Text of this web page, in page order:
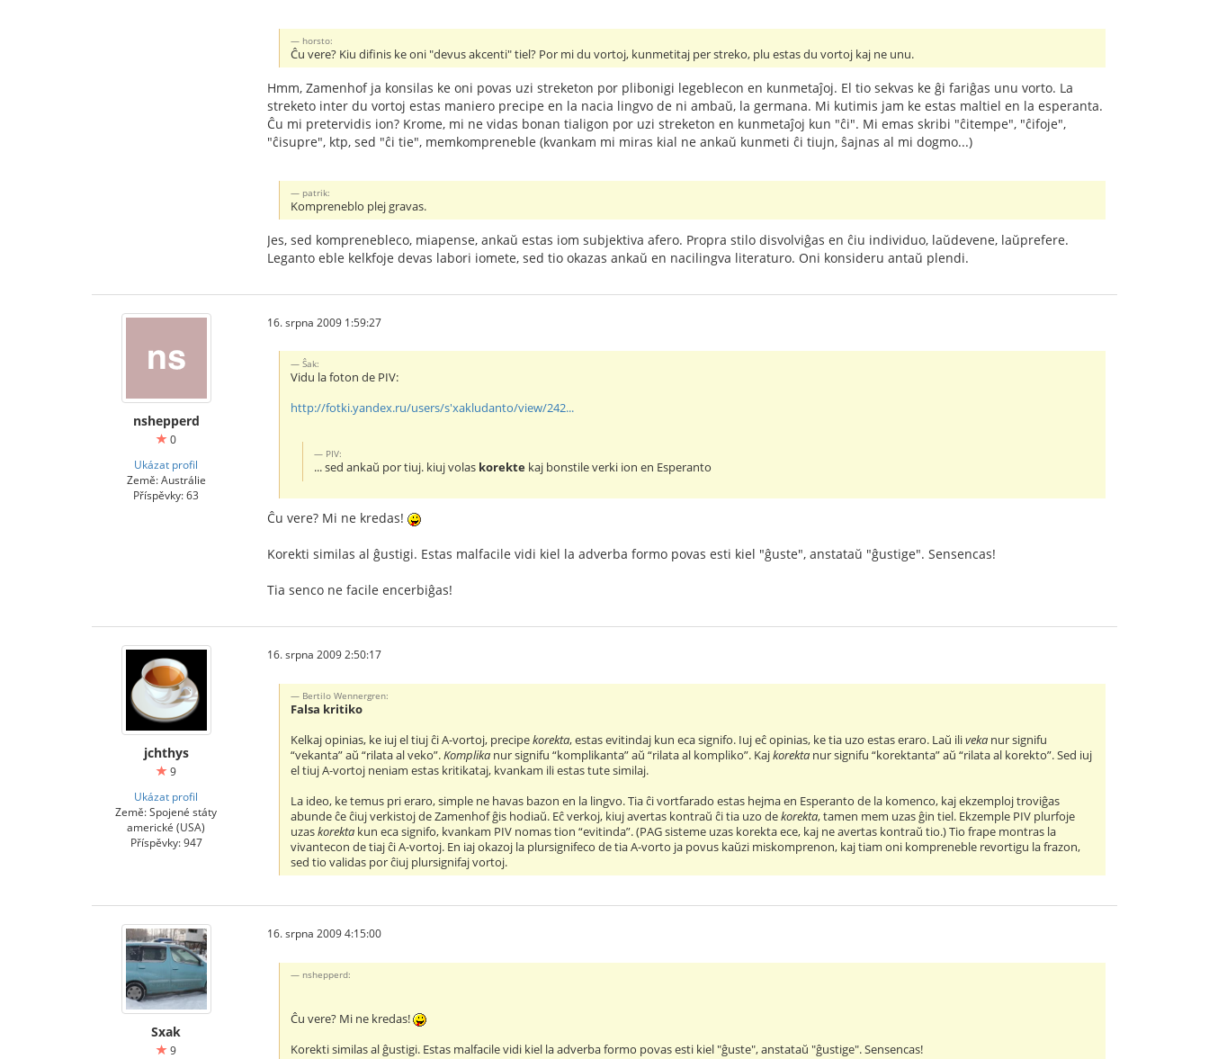
horsto:
Ĉu vere? Kiu difinis ke oni "devus akcenti" tiel? Por mi du vortoj, kunmetitaj per streko, plu estas du vortoj kaj ne unu.
Hmm, Zamenhof ja konsilas ke oni povas uzi streketon por plibonigi legeblecon en kunmetaĵoj. El tio sekvas ke ĝi fariĝas unu vorto. La
streketo inter du vortoj estas maniero precipe en la nacia lingvo de ni ambaŭ, la germana. Mi kutimis jam ke estas maltiel en la esperanta.
Ĉu mi pretervidis ion? Krome, mi ne vidas bonan tialigon por uzi streketon en kunmetaĵoj kun "ĉi". Mi emas skribi "ĉitempe", "ĉifoje",
"ĉisupre", ktp, sed "ĉi tie", memkompreneble (kvankam mi miras kial ne ankaŭ kunmeti ĉi tiujn, ŝajnas al mi dogmo...)
patrik:
Kompreneblo plej gravas.
Jes, sed komprenebleco, miapense, ankaŭ estas iom subjektiva afero. Propra stilo disvolviĝas en ĉiu individuo, laŭdevene, laŭprefere.
Leganto eble kelkfoje devas labori iomete, sed tio okazas ankaŭ en nacilingva literaturo. Oni konsideru antaŭ plendi.
nshepperd
0
Ukázat profil
Země: Austrálie
Příspěvky: 63
16. srpna 2009 1:59:27
Ŝak:
Vidu la foton de PIV:
http://fotki.yandex.ru/users/s'xakludanto/view/242...
PIV:
... sed ankaŭ por tiuj. kiuj volas korekte kaj bonstile verki ion en Esperanto
Ĉu vere? Mi ne kredas!
Korekti similas al ĝustigi. Estas malfacile vidi kiel la adverba formo povas esti kiel "ĝuste", anstataŭ "ĝustige". Sensencas!
Tia senco ne facile encerbiĝas!
jchthys
9
Ukázat profil
Země: Spojené státy
americké (USA)
Příspěvky: 947
16. srpna 2009 2:50:17
Bertilo Wennergren:
Falsa kritiko
Kelkaj opinias, ke iuj el tiuj ĉi A-vortoj, precipekorekta, estas evitindaj kun eca signifo. Iuj eĉ opinias, ke tia uzo estas eraro. Laŭ iliveka nur signifu
“vekanta” aŭ “rilata al veko”.Komplika nur signifu “komplikanta” aŭ “rilata al kompliko”. Kajkorekta nur signifu “korektanta” aŭ “rilata al korekto”. Sed iuj
el tiuj A-vortoj neniam estas kritikataj, kvankam ili estas tute similaj.
La ideo, ke temus pri eraro, simple ne havas bazon en la lingvo. Tia ĉi vortfarado estas hejma en Esperanto de la komenco, kaj ekzemploj troviĝas
abunde ĉe ĉiuj verkistoj de Zamenhof ĝis hodiaŭ. Eĉ verkoj, kiuj avertas kontraŭ ĉi tia uzo dekorekta, tamen mem uzas ĝin tiel. Ekzemple PIV plurfoje
uzaskorekta kun eca signifo, kvankam PIV nomas tion “evitinda”. (PAG sisteme uzas korekta ece, kaj ne avertas kontraŭ tio.) Tio frape montras la
vivantecon de tiaj ĉi A-vortoj. En iaj okazoj la plursignifeco de tia A-vorto ja povus kaŭzi miskomprenon, kaj tiam oni kompreneble revortigu la frazon,
sed tio validas por ĉiuj plursignifaj vortoj.
Sxak
9
16. srpna 2009 4:15:00
nshepperd:
Ĉu vere? Mi ne kredas!
Korekti similas al ĝustigi. Estas malfacile vidi kiel la adverba formo povas esti kiel "ĝuste", anstataŭ "ĝustige". Sensencas!